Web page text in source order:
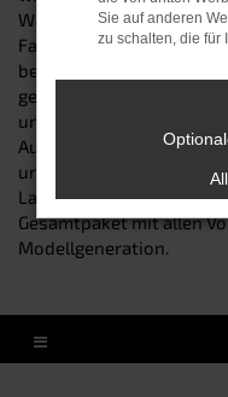
Wagens bleibt dadurch
Fahrzeug während der
bewegt und wartet
gemeinsame Fahrt.
unserer Standorte und
Auswahl an Hyundai i30
unterschiedlichen
Lackierungen. Wir
Gesamtpaket mit allen
Modellgeneration.
Sie auf anderen
zu schalten, die für